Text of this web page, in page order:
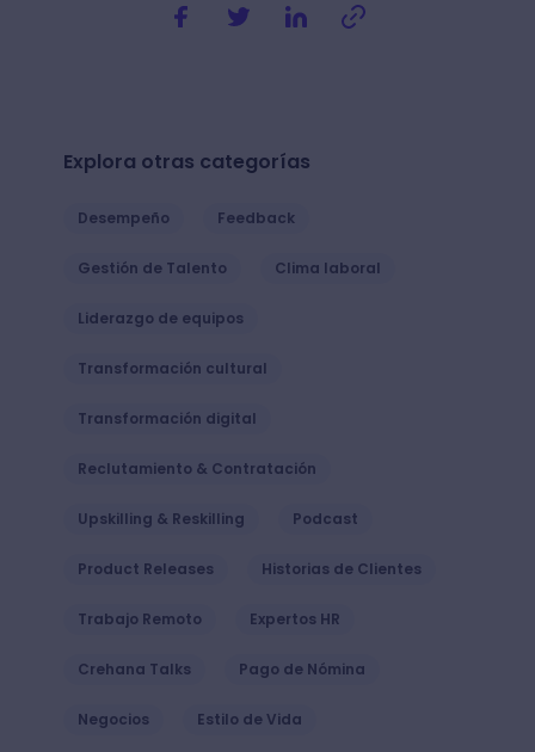
Explora otras categorías
Desempeño Feedback
Gestión de Talento Clima laboral
Liderazgo de equipos
Transformación cultural
Transformación digital
Reclutamiento & Contratación
Upskilling & Reskilling Podcast
Product Releases Historias de Clientes
Trabajo Remoto Expertos HR
Crehana Talks Pago de Nómina
Negocios Estilo de Vida